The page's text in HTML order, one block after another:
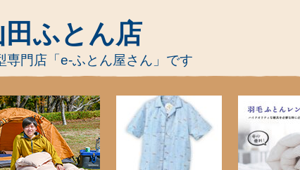
田ふとん店
専門店「e-ふとん屋さん」です